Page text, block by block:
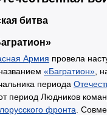
битва
Армия провела
«Багратион» ,
периода
период Людников
фронта .